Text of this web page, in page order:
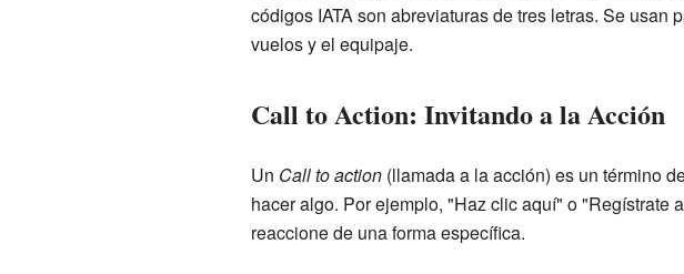
códigos IATA son abreviaturas de tres letras. Se
vuelos y el equipaje.
Call to Action: Invitando a la Acción
Un Call to action(llamada a la acción) es un término
hacer algo. Por ejemplo, "Haz clic aquí" o "Regístrate
reaccione de una forma específica.